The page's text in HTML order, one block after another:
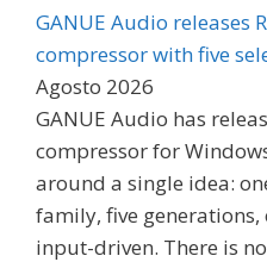
GANUE Audio releases
compressor with five
Agosto 2026
GANUE Audio has
compressor for
around a single idea:
family, five generations,
input-driven. There is